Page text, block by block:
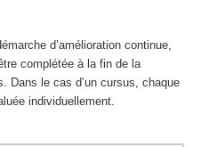
d’amélioration continue,
complétée à la fin de la
Dans le cas d’un cursus, chaque
individuellement.